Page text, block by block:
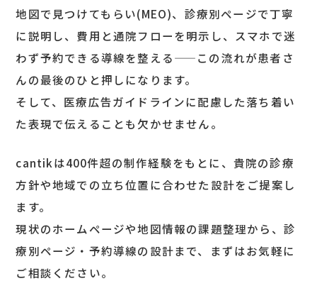
地図で見つけてもらい(MEO)、診療別ページで丁寧
に説明し、費用と通院フローを明示し、スマホで迷
わず予約できる導線を整える——この流れが患者さ
んの最後のひと押しになります。
そして、医療広告ガイドラインに配慮した落ち着い
た表現で伝えることも欠かせません。
cantikは400件超の制作経験をもとに、貴院の診療
方針や地域での立ち位置に合わせた設計をご提案し
ます。
現状のホームページや地図情報の課題整理から、診
療別ページ・予約導線の設計まで、まずはお気軽に
ご相談ください。